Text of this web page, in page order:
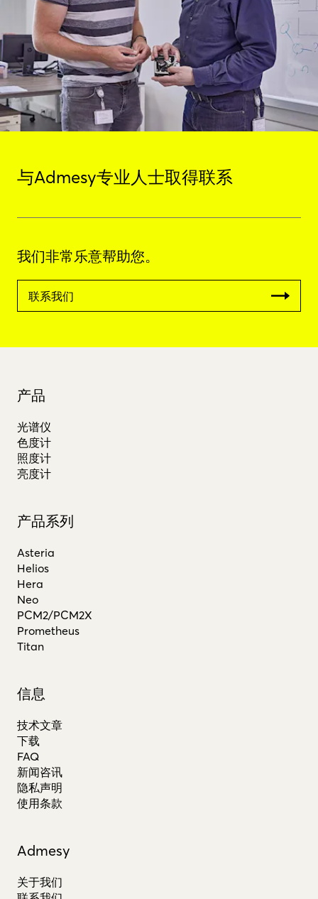
与Admesy专业人士取得联系
我们非常乐意帮助您。
联系我们
产品
光谱仪
色度计
照度计
亮度计
产品系列
Asteria
Helios
Hera
Neo
PCM2/PCM2X
Prometheus
Titan
信息
技术文章
下载
FAQ
新闻咨讯
隐私声明
使用条款
Admesy
关于我们